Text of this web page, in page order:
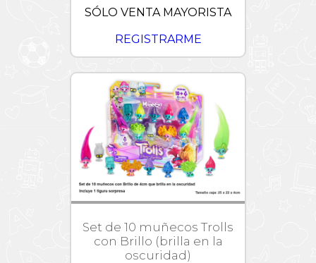
SÓLO VENTA MAYORISTA
REGISTRARME
Set de 10 muñecos Trolls
con Brillo (brilla en la
oscuridad)